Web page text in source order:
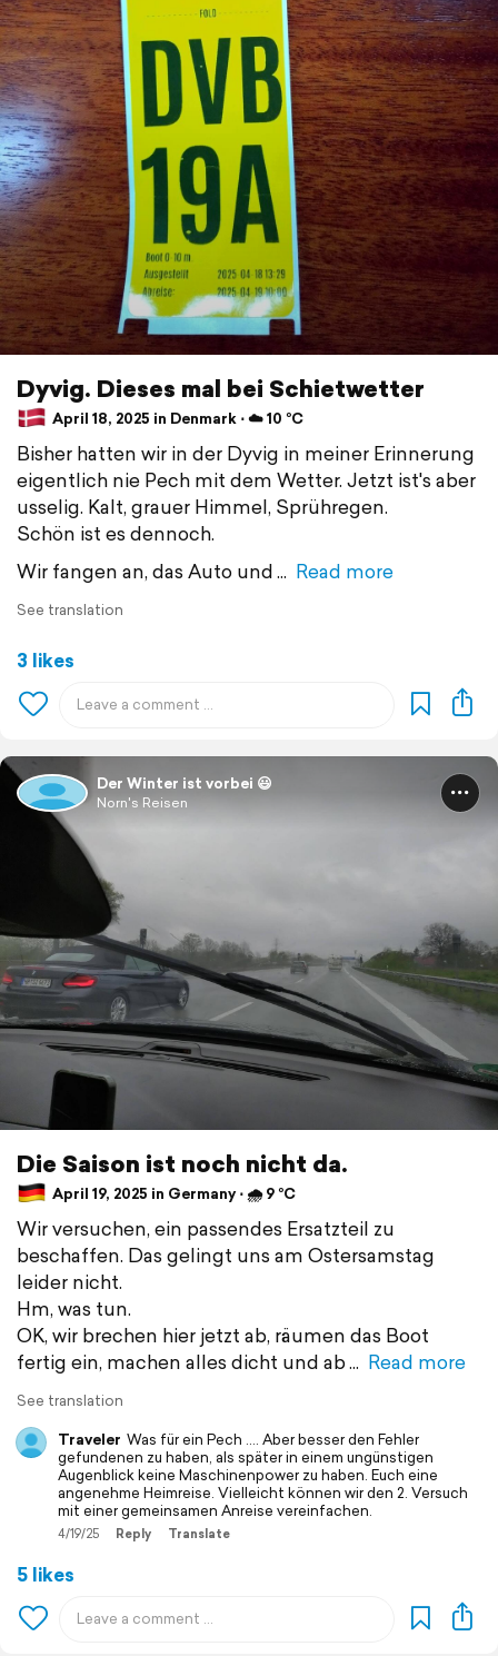
Dyvig. Dieses mal bei Schietwetter
April 18, 2025 in Denmark ⋅ ☁️ 10 °C
Bisher hatten wir in der Dyvig in meiner Erinnerung
eigentlich nie Pech mit dem Wetter. Jetzt ist's aber
usselig. Kalt, grauer Himmel, Sprühregen.
Schön ist es dennoch.
Wir fangen an, das Auto und
Read more
See translation
3 likes
Der Winter ist vorbei 😃
Norn's Reisen
Die Saison ist noch nicht da.
April 19, 2025 in Germany ⋅ 🌧 9 °C
Wir versuchen, ein passendes Ersatzteil zu
beschaffen. Das gelingt uns am Ostersamstag
leider nicht.
Hm, was tun.
OK, wir brechen hier jetzt ab, räumen das Boot
fertig ein, machen alles dicht und ab
Read more
See translation
Traveler Was für ein Pech …. Aber besser den Fehler
gefundenen zu haben, als später in einem ungünstigen
Augenblick keine Maschinenpower zu haben. Euch eine
angenehme Heimreise. Vielleicht können wir den 2. Versuch
mit einer gemeinsamen Anreise vereinfachen.
4/19/25 Reply Translate
5 likes